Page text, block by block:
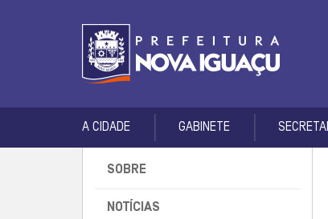
A CIDADE GABINETE
SOBRE
NOTÍCIAS